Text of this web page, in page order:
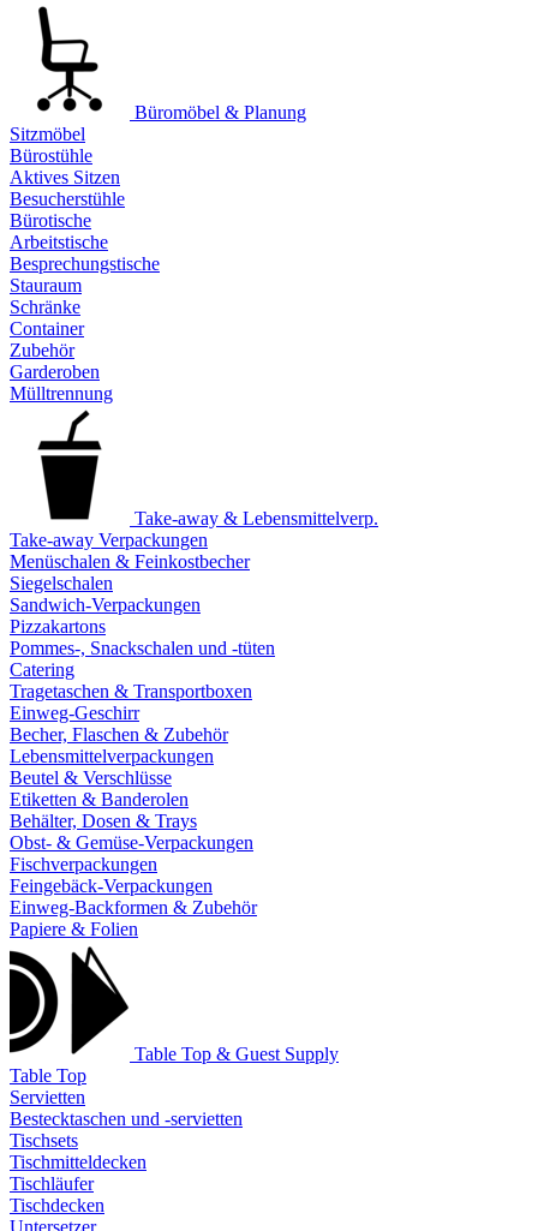
Büromöbel & Planung
Sitzmöbel
Bürostühle
Aktives Sitzen
Besucherstühle
Bürotische
Arbeitstische
Besprechungstische
Stauraum
Schränke
Container
Zubehör
Garderoben
Mülltrennung
Take-away & Lebensmittelverp.
Take-away Verpackungen
Menüschalen & Feinkostbecher
Siegelschalen
Sandwich-Verpackungen
Pizzakartons
Pommes-, Snackschalen und -tüten
Catering
Tragetaschen & Transportboxen
Einweg-Geschirr
Becher, Flaschen & Zubehör
Lebensmittelverpackungen
Beutel & Verschlüsse
Etiketten & Banderolen
Behälter, Dosen & Trays
Obst- & Gemüse-Verpackungen
Fischverpackungen
Feingebäck-Verpackungen
Einweg-Backformen & Zubehör
Papiere & Folien
Table Top & Guest Supply
Table Top
Servietten
Bestecktaschen und -servietten
Tischsets
Tischmitteldecken
Tischläufer
Tischdecken